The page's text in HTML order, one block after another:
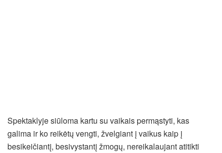
Spektaklyje siūloma kartu su vaikais permąstyti, kas
galima ir ko reikėtų vengti, žvelgiant į vaikus kaip į
besikeičiantį, besivystantį žmogų, nereikalaujant atitikti